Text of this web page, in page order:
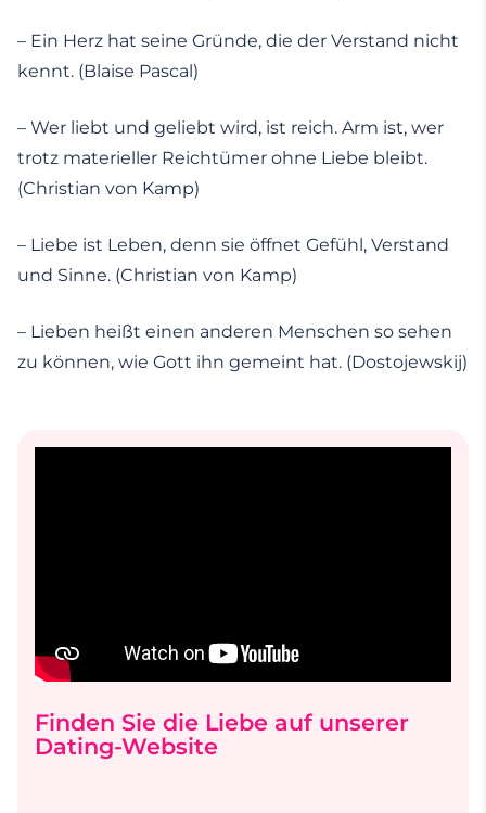
– Ein Herz hat seine Gründe, die der Verstand nicht
kennt. (Blaise Pascal)
– Wer liebt und geliebt wird, ist reich. Arm ist, wer
trotz materieller Reichtümer ohne Liebe bleibt.
(Christian von Kamp)
– Liebe ist Leben, denn sie öffnet Gefühl, Verstand
und Sinne. (Christian von Kamp)
– Lieben heißt einen anderen Menschen so sehen
zu können, wie Gott ihn gemeint hat. (Dostojewskij)
Finden Sie die Liebe auf unserer
Dating-Website